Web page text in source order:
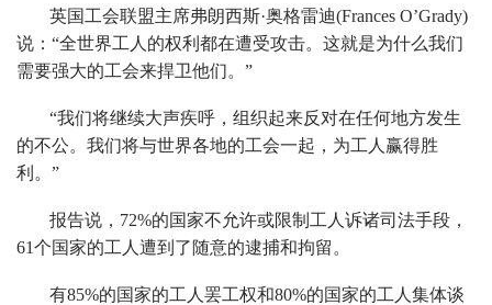
英国工会联盟主席弗朗西斯·奥格雷迪(Frances O’Grady)
说：“全世界工人的权利都在遭受攻击。这就是为什么我们
需要强大的工会来捍卫他们。”
“我们将继续大声疾呼，组织起来反对在任何地方发生
的不公。我们将与世界各地的工会一起，为工人赢得胜
利。”
报告说，72%的国家不允许或限制工人诉诸司法手段，
61个国家的工人遭到了随意的逮捕和拘留。
有85%的国家的工人罢工权和80%的国家的工人集体谈